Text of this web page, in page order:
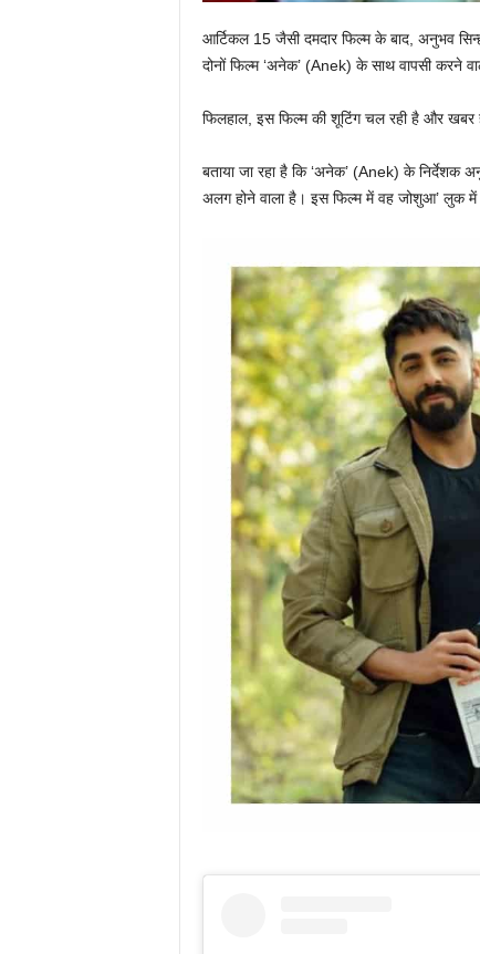
आर्टिकल 15 जैसी दमदार फिल्म के बाद, अनुभव
दोनों फिल्म ‘अनेक’ (Anek) के साथ वापसी करने
फिलहाल, इस फिल्म की शूटिंग चल रही है और खबर
बताया जा रहा है कि ‘अनेक’ (Anek) के
अलग होने वाला है। इस फिल्म में वह जोशुआ’ लुक